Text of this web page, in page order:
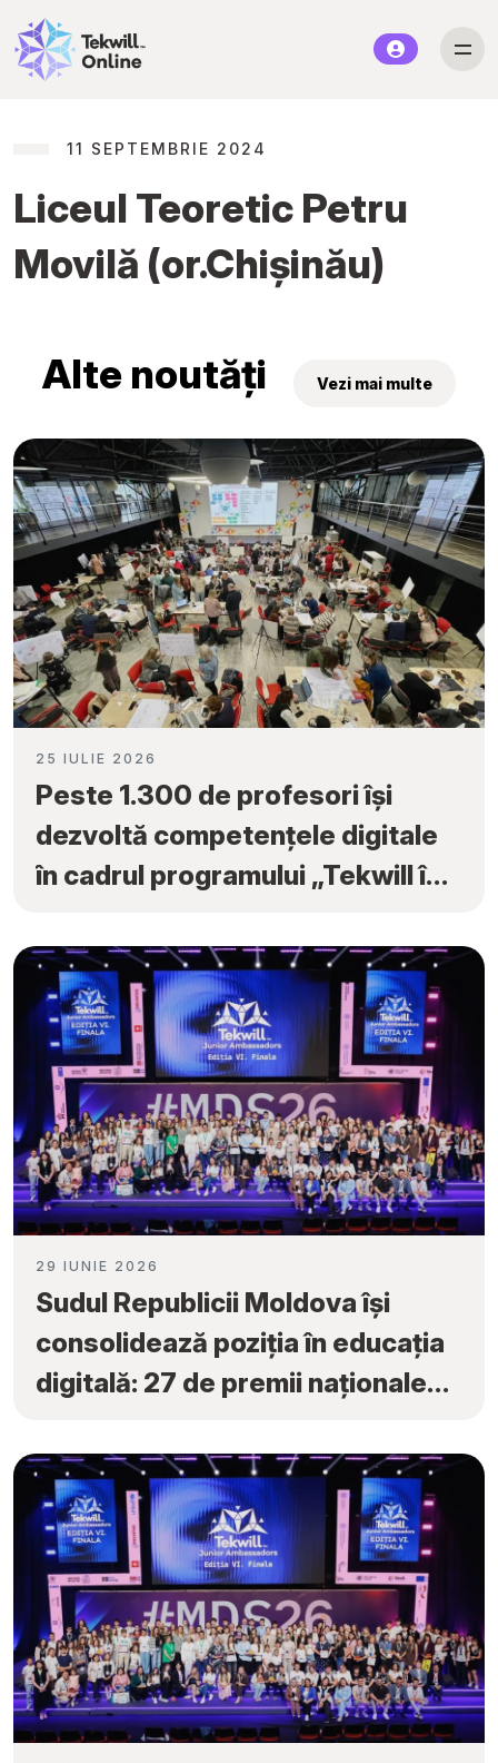
11 SEPTEMBRIE 2024
Liceul Teoretic Petru
Movilă (or.Chișinău)
Alte noutăți Vezi mai multe
25 IULIE 2026
Peste 1.300 de profesori își
dezvoltă competențele digitale
în cadrul programului „Tekwill în
29 IUNIE 2026
Sudul Republicii Moldova își
consolidează poziția în educația
digitală: 27 de premii naționale
Ambassadors”